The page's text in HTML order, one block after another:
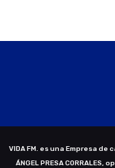
VIDA FM. es una Empresa
ÁNGEL PRESA